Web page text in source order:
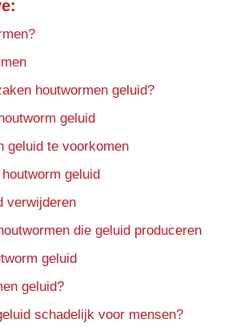
houtwormen geluid?
geluid
geluid te voorkomen
geluid
verwijderen
die geluid produceren
geluid
geluid?
schadelijk voor mensen?